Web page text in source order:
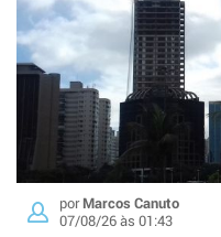
porMarcos Canuto
07/08/26 às 01:43